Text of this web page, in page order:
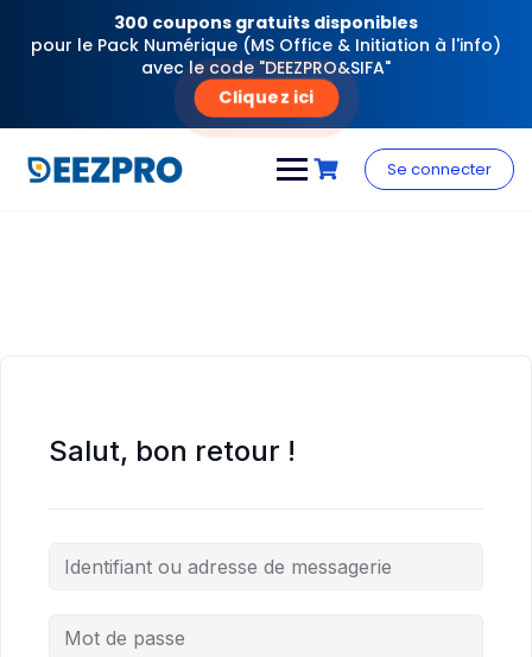
300 coupons gratuits disponibles
pour le Pack Numérique (MS Office & Initiation à l'info)
avec le code "DEEZPRO&SIFA"
Cliquez ici
content
Se connecter
Salut, bon retour !